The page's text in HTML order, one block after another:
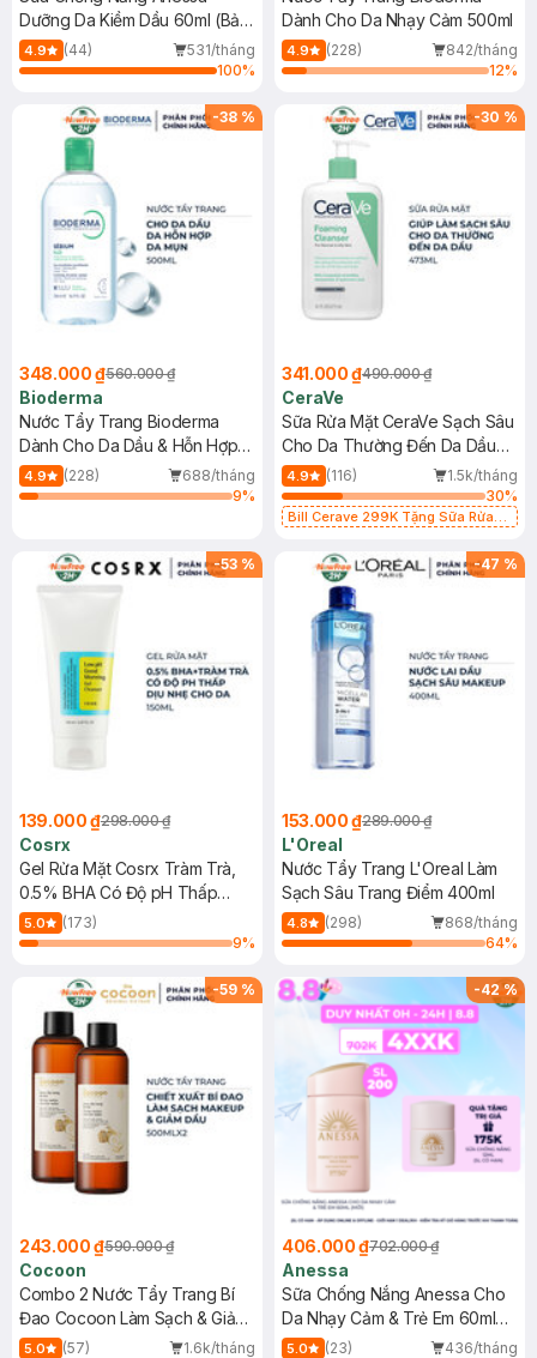
Dưỡng Da Kiềm Dầu 60ml (Bản
Mới)
4.9 (44)
531/tháng
100%
Dành Cho Da Nhạy Cảm 500ml
4.9 (228)
842/tháng
12%
-38 %
348.000 ₫560.000 ₫
Bioderma
Nước Tẩy Trang Bioderma
Dành Cho Da Dầu & Hỗn Hợp
500ml
4.9 (228)
688/tháng
9%
-30 %
341.000 ₫490.000 ₫
CeraVe
Sữa Rửa Mặt CeraVe Sạch Sâu
Cho Da Thường Đến Da Dầu
473ml
4.9 (116)
1.5k/tháng
30%
Bill Cerave 299K Tặng Sữa Rửa
-53 %
139.000 ₫298.000 ₫
Cosrx
Gel Rửa Mặt Cosrx Tràm Trà,
0.5% BHA Có Độ pH Thấp
150ml
5.0
(173)
9%
-47 %
153.000 ₫289.000 ₫
L'Oreal
Nước Tẩy Trang L'Oreal Làm
Sạch Sâu Trang Điểm 400ml
4.8 (298)
868/tháng
64%
-59 %
243.000 ₫590.000 ₫
Cocoon
Combo 2 Nước Tẩy Trang Bí
Đao Cocoon Làm Sạch & Giảm
Dầu 500ml
5.0 (57)
1.6k/tháng
-42%
406.000 ₫702.000 ₫
Anessa
Sữa Chống Nắng Anessa Cho
Da Nhạy Cảm & Trẻ Em 60ml
(Mới)
5.0 (23)
436/tháng